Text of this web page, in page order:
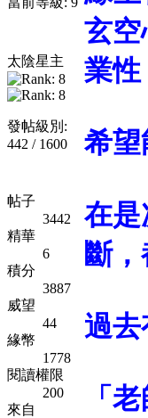
太陰星主
發帖級別:
442 / 1600
帖子
3442
精華
6
積分
3887
威望
44
緣幣
1778
閱讀權限
200
來自
玄空
業性
希望
在是
斷，
過
「